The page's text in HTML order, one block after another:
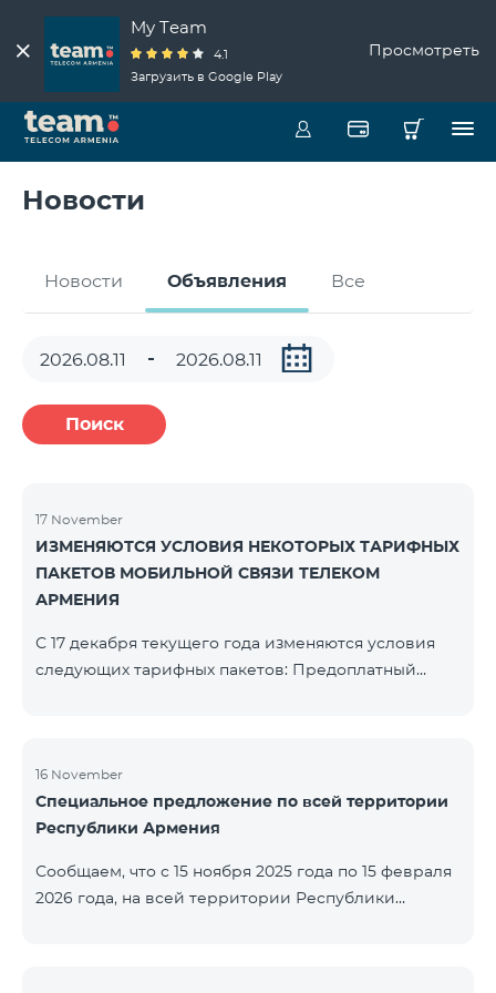
My Team
4.1
Загрузить в Google Play
Просмотреть
Новости
Новости Объявления Все
Поиск
17 November
ИЗМЕНЯЮТСЯ УСЛОВИЯ НЕКОТОРЫХ ТАРИФНЫХ
ПАКЕТОВ МОБИЛЬНОЙ СВЯЗИ ТЕЛЕКОМ
АРМЕНИЯ
С 17 декабря текущего года изменяются условия
следующих тарифных пакетов: Предоплатный
Абоненты получат 600 минут на все сети РА, США,
Канады, Beeline РФ и Tele2 вместо прежних 300
минут и 14 ГБ интернета вместо прежних 7 ГБ.
будет переименован в «Be Free 3200». Абонентская
пла
16 November
Специальное предложение по всей территории
Республики Армения
Сообщаем, что с 15 ноября 2025 года по 15 февраля
2026 года, на всей территории Республики